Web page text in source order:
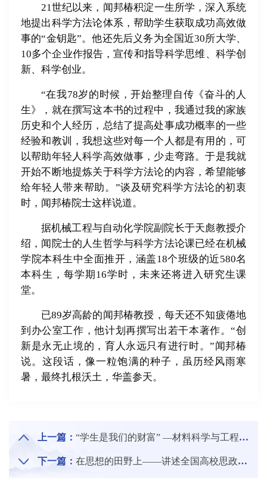
21世纪以来，闻邦椿积淀一生所学，深入系统
地提出科学方法论体系，帮助学生获取成功高效做
事的“金钥匙”。他还先后义务为全国近30所大学、
10多个企业作报告，宣传和指导科学思维、科学创
新、科学创业。
“在我78岁的时候，开始整理自传《奋斗的人
生》，就在撰写这本书的过程中，我通过我的家族
历史和个人经历，总结了提高处事成功概率的一些
经验和教训，我想这些对每一个人都是有用的，可
以帮助年轻人科学高效做事，少走弯路。于是我就
开始不断地提炼关于科学方法论的内容，希望能够
给年轻人带来帮助。”谈及研究科学方法论的初衷
时，闻邦椿院士这样说道。
据机械工程与自动化学院副院长于天彪教授介
绍，闻院士的人生哲学与科学方法论课已经在机械
学院本科生中全面推开，涵盖18个班级的近580名
本科生，每学期16学时，未来还将进入研究生课
堂。
已89岁高龄的闻邦椿教授，每天还不知疲倦地
到办公室工作，他计划再撰写出若干本著作。“创
新是永无止境的，育人永远只有进行时。”闻邦椿
说。这段话，像一粒饱满的种子，虽历经风雨寒
暑，最终扎根沃土，华盖参天。
上一篇： “学生是我们的财富” —材料科学与工程学院教授丁桦
下一篇： 在思想的田野上——讲述全国高校思政课教师影响力标兵人物田鹏颖教授的故事